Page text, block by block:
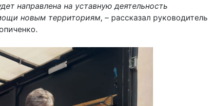
направлена на уставную деятельность
новым территориям, – рассказал руководитель